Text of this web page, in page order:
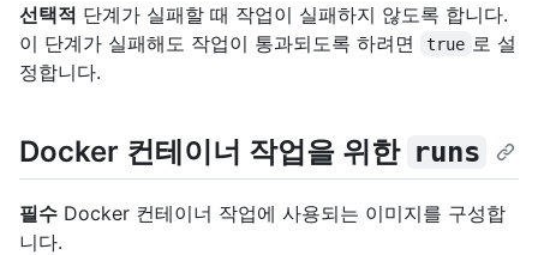
선택적 단계가 실패할 때 작업이 실패하지 않도록 합니다.
이 단계가 실패해도 작업이 통과되도록 하려면
true 로 설
정합니다.
Docker 컨테이너 작업을 위한 runs
필수 Docker 컨테이너 작업에 사용되는 이미지를 구성합
니다.